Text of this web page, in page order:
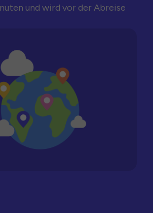
und wird vor der Abreise